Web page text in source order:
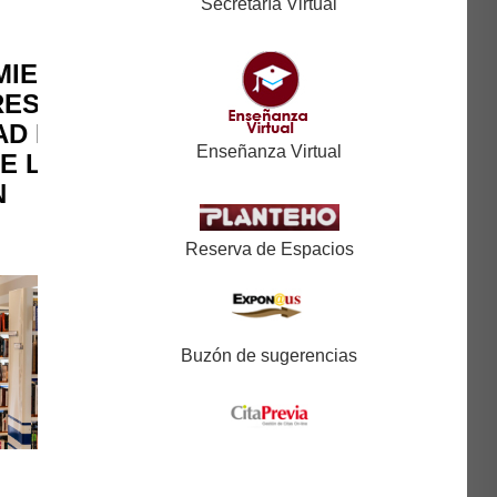
A
TFE DE
DE
LA
Secretaría Virtual
Enseñanza Virtual
Reserva de Espacios
Buzón de sugerencias